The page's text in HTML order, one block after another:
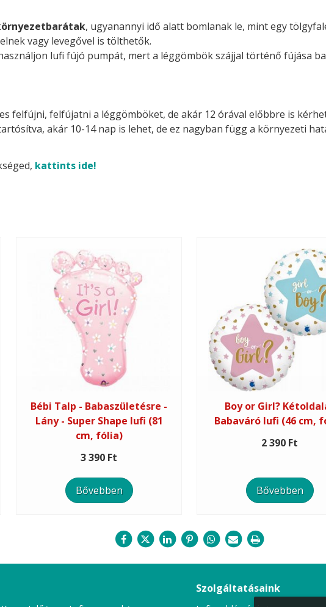
, ugyanannyi idő alatt bomlanak le, mint egy
vagy levegővel is tölthetők.
lufi fújó pumpát, mert a léggömbök szájjal történő fújása
felfújni, felfújatni a léggömböket, de akár 12 órával előbbre is
akár 10-14 nap is lehet, de ez nagyban függ a környezeti
kattints ide!
Bébi Talp - Babaszületésre -
Lány - Super Shape lufi (81
cm, fólia)
3 390 Ft
Bővebben
Boy or Girl?
Babaváró lufi (46 cm,
2 390 Ft
Bővebben
Szolgáltatásaink